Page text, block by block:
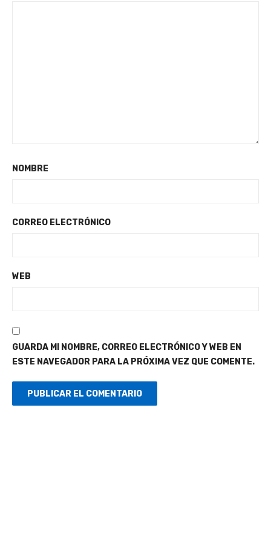
NOMBRE
CORREO ELECTRÓNICO
WEB
GUARDA MI NOMBRE, CORREO ELECTRÓNICO Y WEB EN
ESTE NAVEGADOR PARA LA PRÓXIMA VEZ QUE COMENTE.